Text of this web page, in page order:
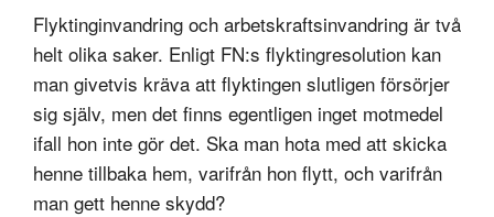
Flyktinginvandring och arbetskraftsinvandring är två
helt olika saker. Enligt FN:s flyktingresolution kan
man givetvis kräva att flyktingen slutligen försörjer
sig själv, men det finns egentligen inget motmedel
ifall hon inte gör det. Ska man hota med att skicka
henne tillbaka hem, varifrån hon flytt, och varifrån
man gett henne skydd?